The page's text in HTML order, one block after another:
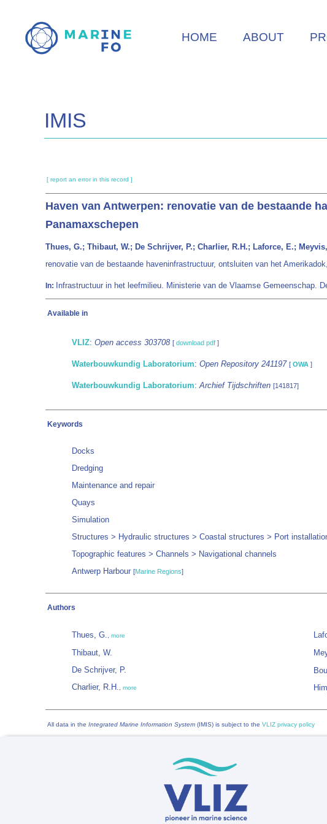
main
HOME ABOUT
IMIS
[ report an error in this record ]
Haven van Antwerpen: renovatie van de bestaande
Panamaxschepen
Thues, G.; Thibaut, W.; De Schrijver, P.; Charlier, R.H.; Laforce, E.;
renovatie van de bestaande haveninfrastructuur, ontsluiten van het
In: Infrastructuur in het leefmilieu. Ministerie van de Vlaamse Gemeenschap.
Available in
VLIZ: Open access 303708 [ download pdf ]
Waterbouwkundig Laboratorium: Open Repository 241197 [ OWA ]
Waterbouwkundig Laboratorium:Archief Tijdschriften [141817]
Keywords
Docks
Dredging
Maintenance and repair
Quays
Simulation
Structures > Hydraulic structures > Coastal structures > Port
Topographic features > Channels > Navigational channels
Antwerp Harbour [Marine Regions]
Authors
Thues, G. more
Thibaut, W.
De Schrijver, P.
Charlier, R.H.
more
All data in the Integrated Marine Information System (IMIS) is subject to the VLIZ privacy policy